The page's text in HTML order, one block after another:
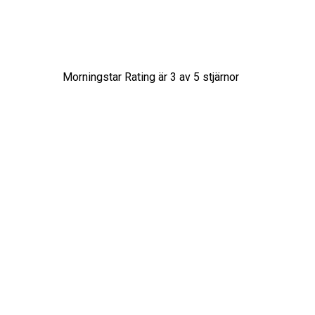
Morningstar Rating är 3 av 5 stjärnor